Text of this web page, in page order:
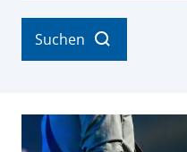
Suchen